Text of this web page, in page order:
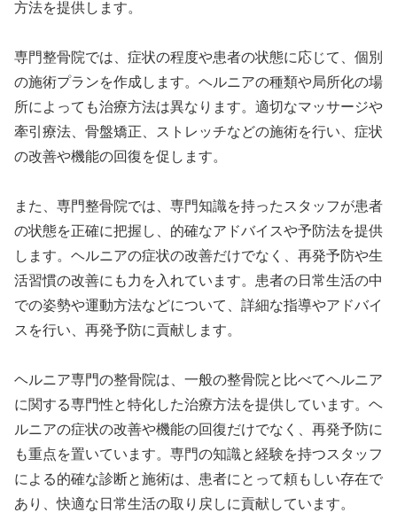
方法を提供します。
専門整骨院では、症状の程度や患者の状態に応じて、個別
の施術プランを作成します。ヘルニアの種類や局所化の場
所によっても治療方法は異なります。適切なマッサージや
牽引療法、骨盤矯正、ストレッチなどの施術を行い、症状
の改善や機能の回復を促します。
また、専門整骨院では、専門知識を持ったスタッフが患者
の状態を正確に把握し、的確なアドバイスや予防法を提供
します。ヘルニアの症状の改善だけでなく、再発予防や生
活習慣の改善にも力を入れています。患者の日常生活の中
での姿勢や運動方法などについて、詳細な指導やアドバイ
スを行い、再発予防に貢献します。
ヘルニア専門の整骨院は、一般の整骨院と比べてヘルニア
に関する専門性と特化した治療方法を提供しています。ヘ
ルニアの症状の改善や機能の回復だけでなく、再発予防に
も重点を置いています。専門の知識と経験を持つスタッフ
による的確な診断と施術は、患者にとって頼もしい存在で
あり、快適な日常生活の取り戻しに貢献しています。